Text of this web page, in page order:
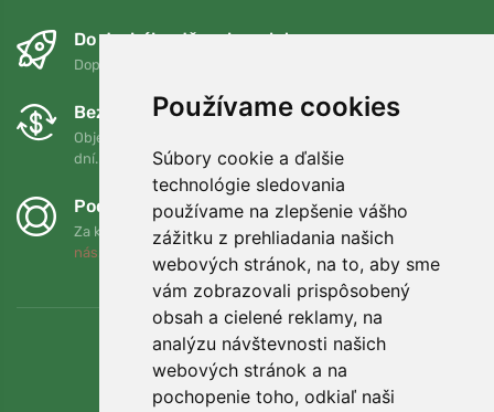
Používame cookies
Súbory cookie a ďalšie
technológie sledovania
používame na zlepšenie vášho
zážitku z prehliadania našich
webových stránok, na to, aby sme
vám zobrazovali prispôsobený
obsah a cielené reklamy, na
analýzu návštevnosti našich
webových stránok a na
pochopenie toho, odkiaľ naši
Do druhého dňa a bezplatne
Doprava zadarmo pri objednávkach nad 75 EUR
Bezplatná výmena a vrátenie tovaru
Objednávku môžete kedykoľvek vrátiť alebo vymeniť do 90
dní.
Podporujeme Trees.org
Za každú objednávku zasadíme strom! Prečítajte si viac
nás